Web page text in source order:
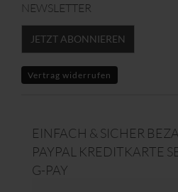
NEWSLETTER
JETZT ABONNIEREN
Vertrag widerrufen
EINFACH & SICHER
PAYPAL KREDITKARTE
G-PAY